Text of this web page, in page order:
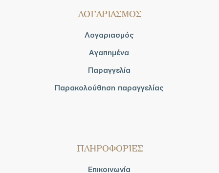
ΛΟΓΑΡΙΑΣΜΟΣ
Λογαριασμός
Αγαπημένα
Παραγγελία
Παρακολούθηση παραγγελίας
ΠΛΗΡΟΦΟΡΙΕΣ
Επικοινωνία